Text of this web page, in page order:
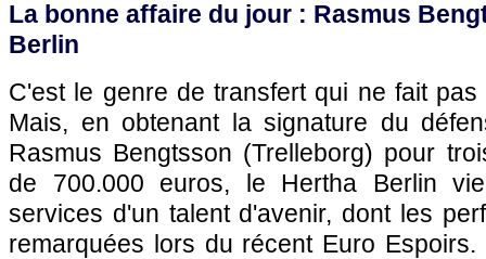
La bonne affaire du jour : Rasmus
Berlin
C'est le genre de transfert qui ne fait
Mais, en obtenant la signature du
Rasmus Bengtsson (Trelleborg) pour
de 700.000 euros, le Hertha Berlin
services d'un talent d'avenir, dont les
remarquées lors du récent Euro